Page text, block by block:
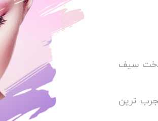
سیف
ترین